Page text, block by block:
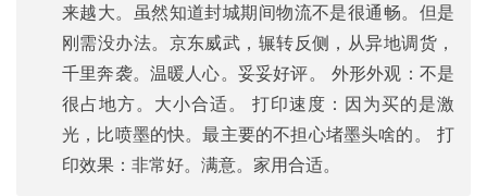
来越大。虽然知道封城期间物流不是很通畅。但是
刚需没办法。京东威武，辗转反侧，从异地调货，
千里奔袭。温暖人心。妥妥好评。 外形外观：不是
很占地方。大小合适。 打印速度：因为买的是激
光，比喷墨的快。最主要的不担心堵墨头啥的。 打
印效果：非常好。满意。家用合适。